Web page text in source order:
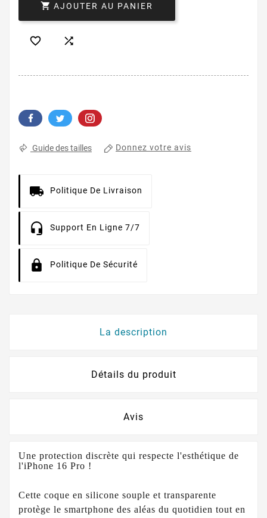
 AJOUTER AU PANIER
 
Guide des tailles Donnez votre avis
Politique De Livraison
Support En Ligne 7/7
Politique De Sécurité
La description
Détails du produit
Avis
Une protection discrète qui respecte l'esthétique de
l'iPhone 16 Pro !
Cette coque en silicone souple et transparente
protège le smartphone des aléas du quotidien tout en